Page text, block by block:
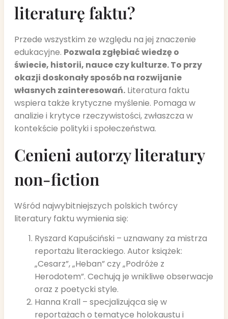
literaturę faktu?
Przede wszystkim ze względu na jej znaczenie
edukacyjne. Pozwala zgłębiać wiedzę o
świecie, historii, nauce czy kulturze. To przy
okazji doskonały sposób na rozwijanie
własnych zainteresowań. Literatura faktu
wspiera także krytyczne myślenie. Pomaga w
analizie i krytyce rzeczywistości, zwłaszcza w
kontekście polityki i społeczeństwa.
Cenieni autorzy literatury
non-fiction
Wśród najwybitniejszych polskich twórcy
literatury faktu wymienia się:
Ryszard Kapuściński – uznawany za mistrza
reportażu literackiego. Autor książek:
„Cesarz”, „Heban” czy „Podróże z
Herodotem”. Cechują je wnikliwe obserwacje
oraz z poetycki style.
Hanna Krall – specjalizująca się w
reportażach o tematyce holokaustu i